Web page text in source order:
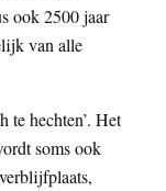
ook 2500 jaar
van alle
te hechten’. Het
soms ook